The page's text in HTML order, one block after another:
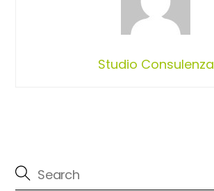
Studio Consulenza